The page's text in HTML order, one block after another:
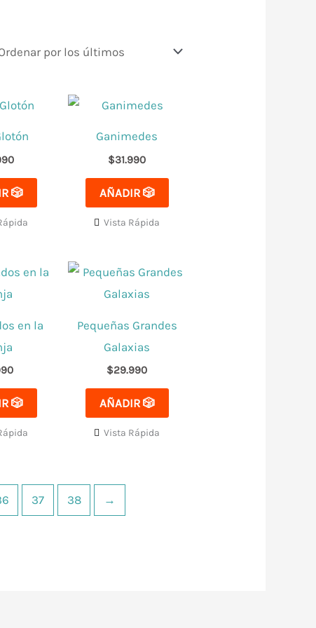
🎲
Ganimedes
$31.990
AÑADIR 🎲
Vista Rápida
en la
🎲
Pequeñas Grandes
Galaxias
$29.990
AÑADIR 🎲
Vista Rápida
37 38 →